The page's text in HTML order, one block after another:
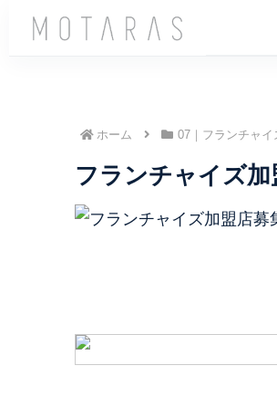
ホーム 07｜フランチャイ
フランチャイズ